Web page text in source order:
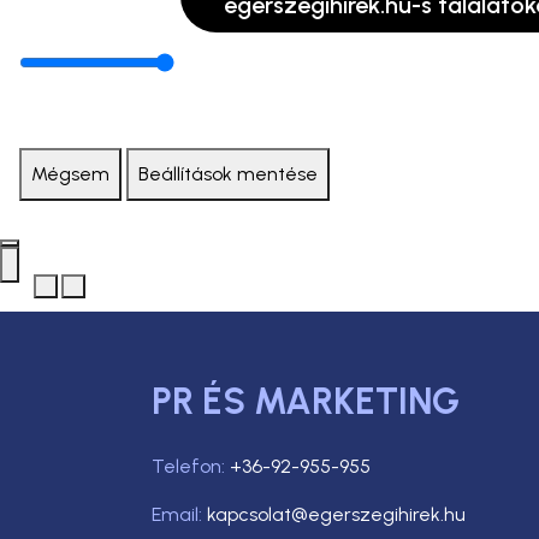
Mégsem Beállítások mentése
PR ÉS MARKETING
Telefon: +36-92-955-955
Email: kapcsolat@egerszegihirek.hu